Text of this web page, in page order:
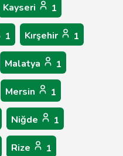
Kayseri 1
1 Kırşehir 1
Malatya 1
Mersin 1
Niğde 1
Rize 1